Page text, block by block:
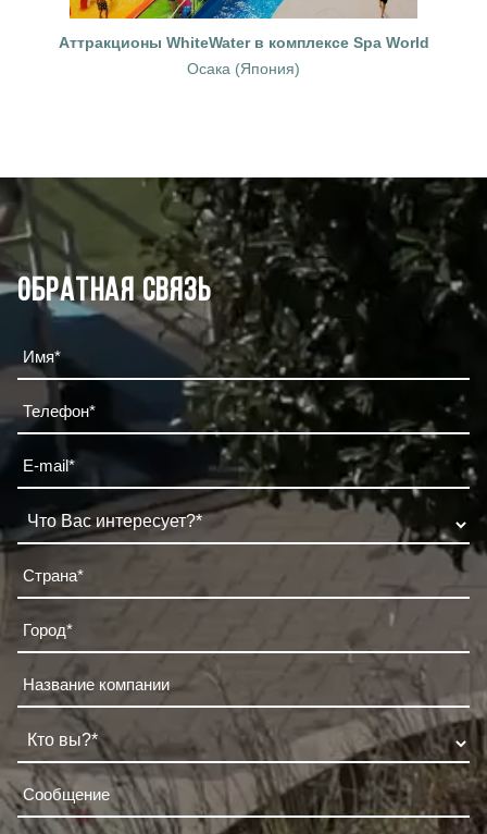
Аттракционы WhiteWater в комплексе Spa World
Осака (Япония)
Обратная связь